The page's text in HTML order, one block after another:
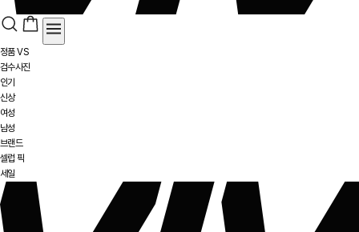
정품 VS
검수사진
인기
신상
여성
남성
브랜드
셀럽 픽
세일